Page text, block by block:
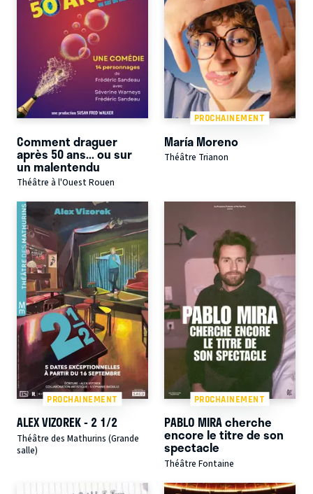
Comment draguer
après 50 ans... ou sur
un malentendu
Théâtre à l'Ouest Rouen
PROCHAINEMENT
María Moreno
Théâtre Trianon
PROCHAINEMENT
ALEX VIZOREK - 2 1/2
Théâtre des Mathurins (Grande
salle)
PROCHAINEMENT
PABLO MIRA cherche
encore le titre de son
spectacle
Théâtre Fontaine